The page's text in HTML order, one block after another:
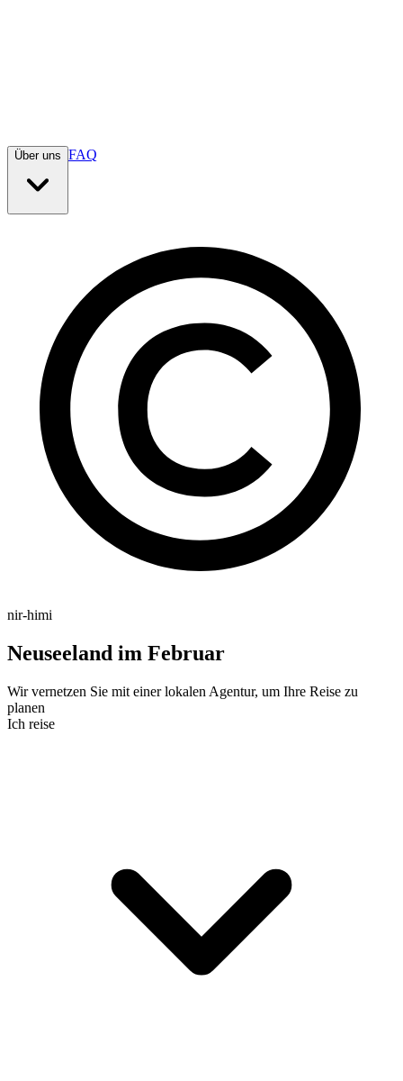
Über uns FAQ
nir-himi
Neuseeland im Februar
Wir vernetzen Sie mit einer lokalen Agentur, um Ihre Reise zu
planen
Ich reise